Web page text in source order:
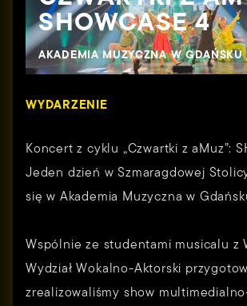
SHOWCASE 4
AKADEMIA MUZYCZNA W GDAŃSKU
WYDARZENIE
Koncert z cyklu „Czwartki z aMuz”:
Jeden dzień w Szmaragdowej
się w Akademia Muzyczna w
Wspólnie ze studentami musicalu z
Wydział Wokalno-Aktorski
zrealizowaliśmy show